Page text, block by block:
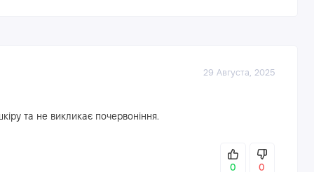
29 Августа, 2025
та не викликає почервоніння.
0 0